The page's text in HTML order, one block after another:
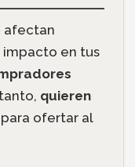
afectan
impacto en tus
quieren
para ofertar al